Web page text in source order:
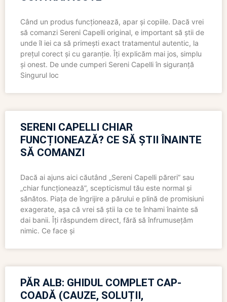
Când un produs funcționează, apar și copiile. Dacă vrei
să comanzi Sereni Capelli original, e important să știi de
unde îl iei ca să primești exact tratamentul autentic, la
prețul corect și cu garanție. Îți explicăm mai jos, simplu
și onest. De unde cumperi Sereni Capelli în siguranță
Singurul loc
SERENI CAPELLI CHIAR
FUNCȚIONEAZĂ? CE SĂ ȘTII ÎNAINTE
SĂ COMANZI
Dacă ai ajuns aici căutând „Sereni Capelli păreri” sau
„chiar funcționează”, scepticismul tău este normal și
sănătos. Piața de îngrijire a părului e plină de promisiuni
exagerate, așa că vrei să știi la ce te înhami înainte să
dai banii. Îți răspundem direct, fără să înfrumusețăm
nimic. Ce face și
PĂR ALB: GHIDUL COMPLET CAP-
COADĂ (CAUZE, SOLUȚII,